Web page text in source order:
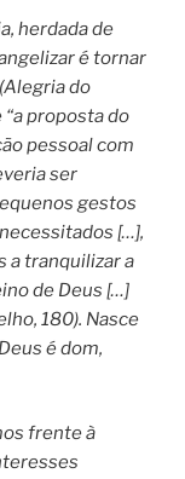
herdada de
é tornar
do
“a proposta do
pessoal com
ser
gestos
[…],
a tranquilizar a
de Deus […]
180). Nasce
é dom,
frente à